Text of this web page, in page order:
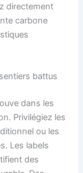
directement
carbone
battus
dans les
Privilégiez les
ou les
Les labels
des